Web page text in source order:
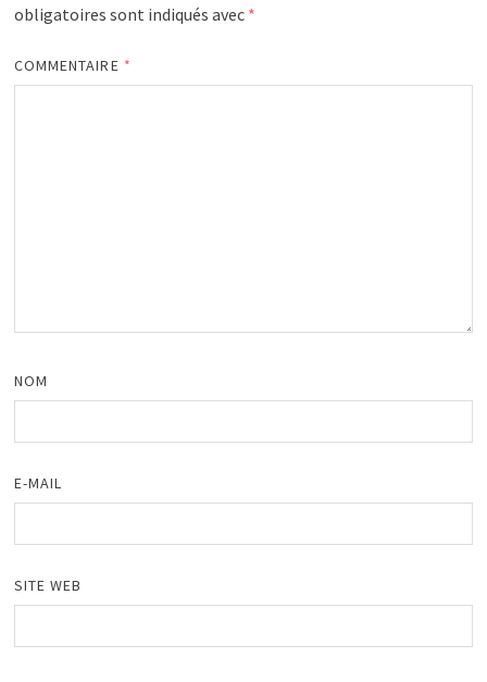
obligatoires sont indiqués avec *
COMMENTAIRE *
NOM
E-MAIL
SITE WEB